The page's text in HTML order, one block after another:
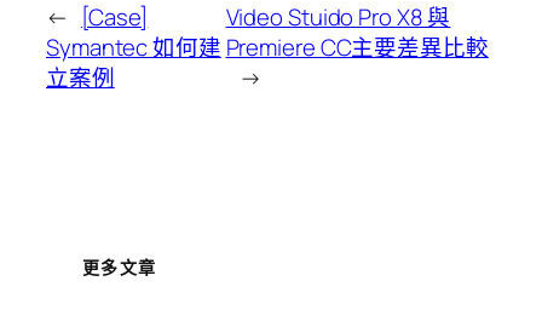
← [Case]
Symantec 如何建
立案例
Video Stuido Pro X8 與
Premiere CC主要差異比較
→
更多文章